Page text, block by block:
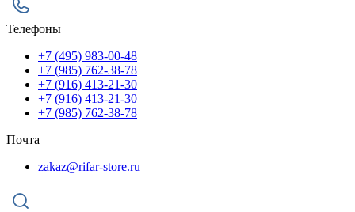
Телефоны
+7 (495) 983-00-48
+7 (985) 762-38-78
+7 (916) 413-21-30
+7 (916) 413-21-30
+7 (985) 762-38-78
Почта
zakaz@rifar-store.ru